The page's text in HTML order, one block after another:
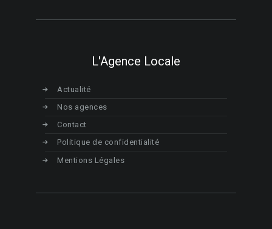
L'Agence Locale
Actualité
Nos agences
Contact
Politique de confidentialité
Mentions Légales